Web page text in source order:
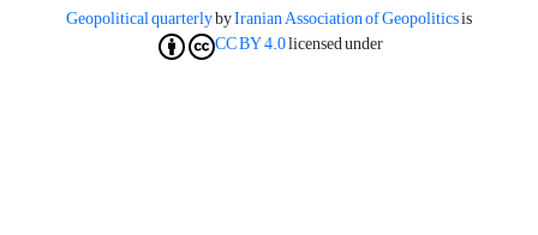
Geopolitical quarterlybyIranian Association of Geopoliticsis
licensed under
CC BY 4.0